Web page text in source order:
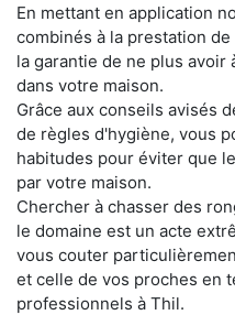
En mettant en application
combinés à la prestation
la garantie de ne plus
dans votre maison.
Grâce aux conseils avisés
de règles d'hygiène, vous
habitudes pour éviter que
par votre maison.
Chercher à chasser des
le domaine est un acte
vous couter
et celle de vos proches en
professionnels à Thil.